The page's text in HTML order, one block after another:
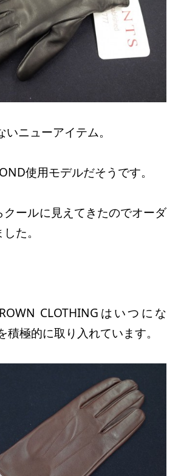
いニューアイテム。
使用モデルだそうです。
クールに見えてきたのでオーダ
た。
CLOTHINGはいつにな
積極的に取り入れています。